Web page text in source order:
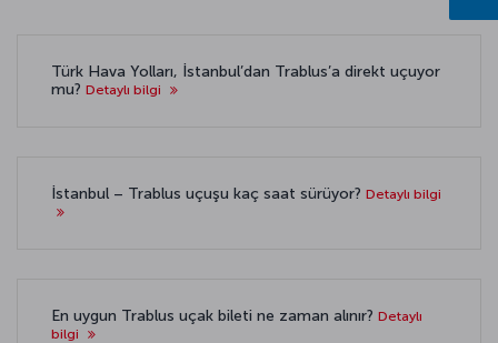
Türk Hava Yolları, İstanbul’dan Trablus’a direkt uçuyor
mu? Detaylı bilgi
İstanbul – Trablus uçuşu kaç saat sürüyor? Detaylı bilgi
En uygun Trablus uçak bileti ne zaman alınır? Detaylı
bilgi